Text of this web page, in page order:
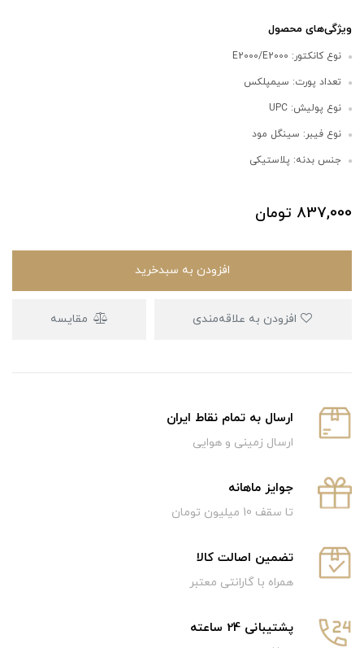
ویژگی‌های محصول
نوع کانکتور: E2000/E2000
تعداد پورت: سیمپلکس
نوع پولیش: UPC
نوع فیبر: سینگل مود
جنس بدنه: پلاستیکی
837,000 تومان
افزودن به سبدخرید
مقایسه
ارسال به تمام نقاط ایران
ارسال زمینی و هوایی
جوایز ماهانه
تا سقف 10 میلیون تومان
تضمین اصالت کالا
همراه با گارانتی معتبر
پشتیبانی 24 ساعته